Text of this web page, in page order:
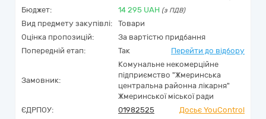
Бюджет: 14 295 UAH (з ПДВ)
Вид предмету закупівлі:
Товари
Оцінка пропозицій:
За вартістю придбання
Попередній етап:
Так Перейти до відбору
Замовник:
Комунальне некомерційне
підприємство "Жмеринська
центральна районна лікарня"
Жмеринської міської ради
ЄДРПОУ:
01982525
Досьє YouControl